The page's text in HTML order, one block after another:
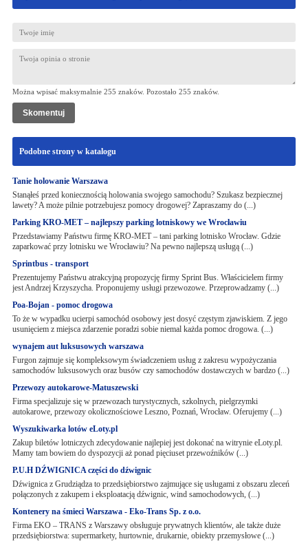
Można wpisać maksymalnie 255 znaków. Pozostało 255 znaków.
Podobne strony w katalogu
Tanie holowanie Warszawa
Stanąłeś przed koniecznością holowania swojego samochodu? Szukasz bezpiecznej
lawety? A może pilnie potrzebujesz pomocy drogowej? Zapraszamy do (...)
Parking KRO-MET – najlepszy parking lotniskowy we Wrocławiu
Przedstawiamy Państwu firmę KRO-MET – tani parking lotnisko Wrocław. Gdzie
zaparkować przy lotnisku we Wrocławiu? Na pewno najlepszą usługą (...)
Sprintbus - transport
Prezentujemy Państwu atrakcyjną propozycję firmy Sprint Bus. Właścicielem firmy
jest Andrzej Krzyszycha. Proponujemy usługi przewozowe. Przeprowadzamy (...)
Poa-Bojan - pomoc drogowa
To że w wypadku ucierpi samochód osobowy jest dosyć częstym zjawiskiem. Z jego
usunięciem z miejsca zdarzenie poradzi sobie niemal każda pomoc drogowa. (...)
wynajem aut luksusowych warszawa
Furgon zajmuje się kompleksowym świadczeniem usług z zakresu wypożyczania
samochodów luksusowych oraz busów czy samochodów dostawczych w bardzo (...)
Przewozy autokarowe-Matuszewski
Firma specjalizuje się w przewozach turystycznych, szkolnych, pielgrzymki
autokarowe, przewozy okolicznościowe Leszno, Poznań, Wrocław. Oferujemy (...)
Wyszukiwarka lotów eLoty.pl
Zakup biletów lotniczych zdecydowanie najlepiej jest dokonać na witrynie eLoty.pl.
Mamy tam bowiem do dyspozycji aż ponad pięciuset przewoźników (...)
P.U.H DŹWIGNICA części do dźwignic
Dźwignica z Grudziądza to przedsiębiorstwo zajmujące się usługami z obszaru zleceń
połączonych z zakupem i eksploatacją dźwignic, wind samochodowych, (...)
Kontenery na śmieci Warszawa - Eko-Trans Sp. z o.o.
Firma EKO – TRANS z Warszawy obsługuje prywatnych klientów, ale także duże
przedsiębiorstwa: supermarkety, hurtownie, drukarnie, obiekty przemysłowe (...)